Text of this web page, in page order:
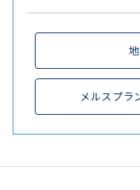
メルスプラ